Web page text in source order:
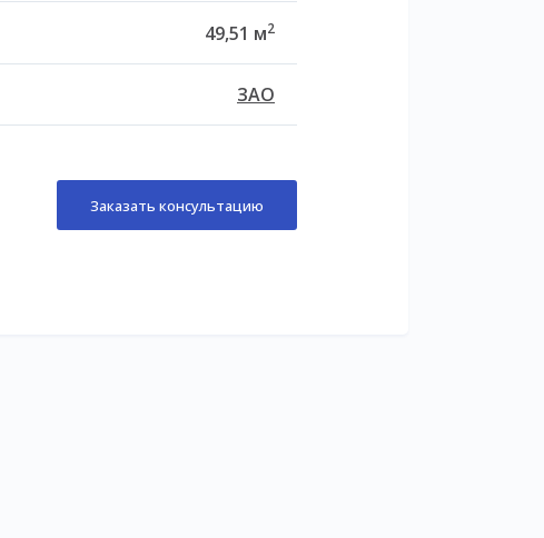
49,51 м2
ЗАО
Заказать консультацию